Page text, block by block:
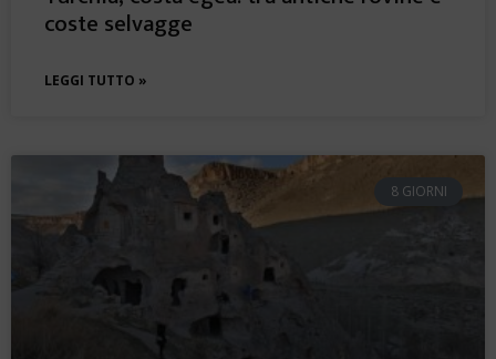
coste selvagge
LEGGI TUTTO »
8 GIORNI